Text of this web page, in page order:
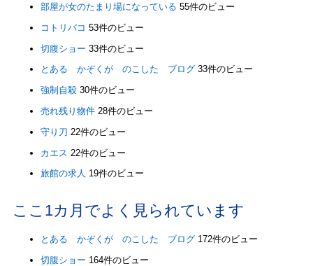
部屋が女のたまり場になっている 55件のビュー
コトリバコ 53件のビュー
切腹ショー 33件のビュー
とある かぞくが のこした ブログ 33件のビュー
強制自殺 30件のビュー
売れ残り物件 28件のビュー
守り刀 22件のビュー
カエス 22件のビュー
旅館の求人 19件のビュー
ここ1カ月でよく見られています
とある かぞくが のこした ブログ 172件のビュー
切腹ショー 164件のビュー